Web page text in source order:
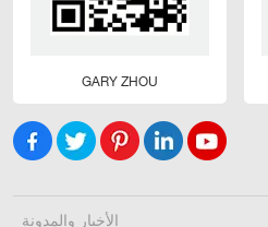
GARY ZHOU
الأخبار والمدونة